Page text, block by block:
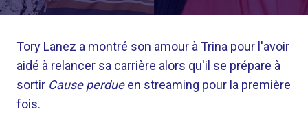
Tory Lanez a montré son amour à Trina pour l'avoir
aidé à relancer sa carrière alors qu'il se prépare à
sortir Cause perdueen streaming pour la première
fois.